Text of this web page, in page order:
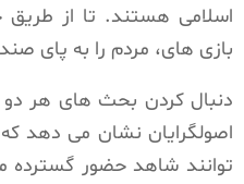
اسلامی هستند. تا از
بازی های، مردم را به پای
دنبال کردن بحث های هر دو
اصولگرایان نشان می دهد که
توانند شاهد حضور گسترده